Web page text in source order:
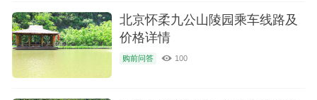
北京怀柔九公山陵园乘车线路及
价格详情
购前问答 100